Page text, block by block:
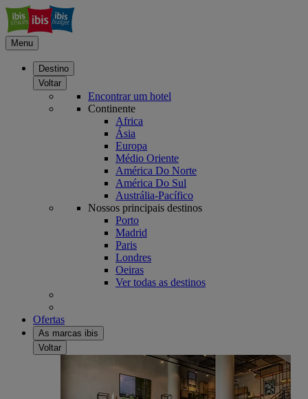
Menu
Destino
Voltar
Encontrar um hotel
Continente
Africa
Ásia
Europa
Médio Oriente
América Do Norte
América Do Sul
Austrália-Pacífico
Nossos principais destinos
Porto
Madrid
Paris
Londres
Oeiras
Ver todas as destinos
Ofertas
As marcas ibis
Voltar